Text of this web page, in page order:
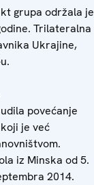
grupa održala je
Trilateralna
Ukrajine,
povećanje
je već
iz Minska od 5.
2014.